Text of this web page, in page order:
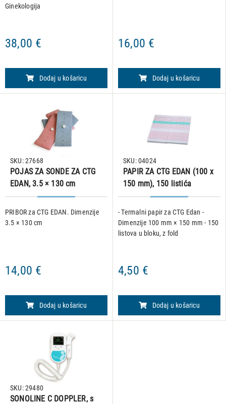
Ginekologija
38,00 €
Dodaj u košaricu
16,00 €
Dodaj u košaricu
POJAS ZA SONDE ZA CTG
EDAN, 3.5 × 130 cm
PRIBOR za CTG EDAN. Dimenzije
3.5 × 130 cm
SKU: 27668
14,00 €
Dodaj u košaricu
PAPIR ZA CTG EDAN (100 x
150 mm), 150 listića
- Termalni papir za CTG Edan -
Dimenzije 100 mm × 150 mm - 150
listova u bloku, z fold
SKU: 04024
4,50 €
Dodaj u košaricu
SONOLINE C DOPPLER, s
SKU: 29480